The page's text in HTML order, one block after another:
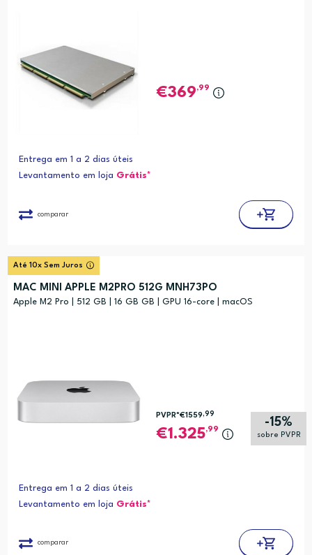
369,99
Entrega em 1 a 2 dias úteis
Levantamento em loja Grátis*
comparar
Até 10x Sem Juros
MAC MINI APPLE M2PRO 512G MNH73PO
Apple M2 Pro | 512 GB | 16 GB GB | GPU 16-core | macOS
-15%
sobre PVPR
PVPR*€1559,99
1.325,99
Entrega em 1 a 2 dias úteis
Levantamento em loja Grátis*
comparar